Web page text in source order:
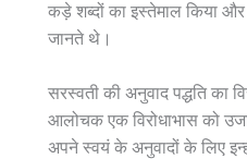
कड़े शब्दों का इस्तेमाल किया
जानते थे।
सरस्वती की अनुवाद पद्धति का
आलोचक एक विरोधाभास को
अपने स्वयं के अनुवादों के लिए इन्हीं